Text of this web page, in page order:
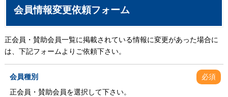
会員情報変更依頼フォーム
正会員・賛助会員一覧に掲載されている情報に変更があった場合に
は、下記フォームよりご依頼下さい。
会員種別
必須
正会員・賛助会員を選択して下さい。